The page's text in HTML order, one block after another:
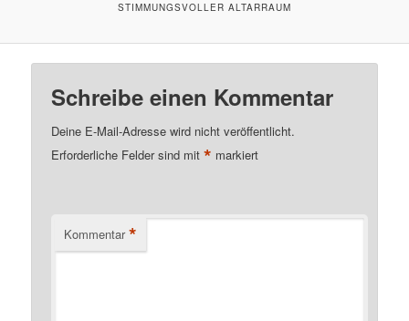
STIMMUNGSVOLLER ALTARRAUM
Schreibe einen Kommentar
Deine E-Mail-Adresse wird nicht veröffentlicht.
Erforderliche Felder sind mit* markiert
Kommentar *